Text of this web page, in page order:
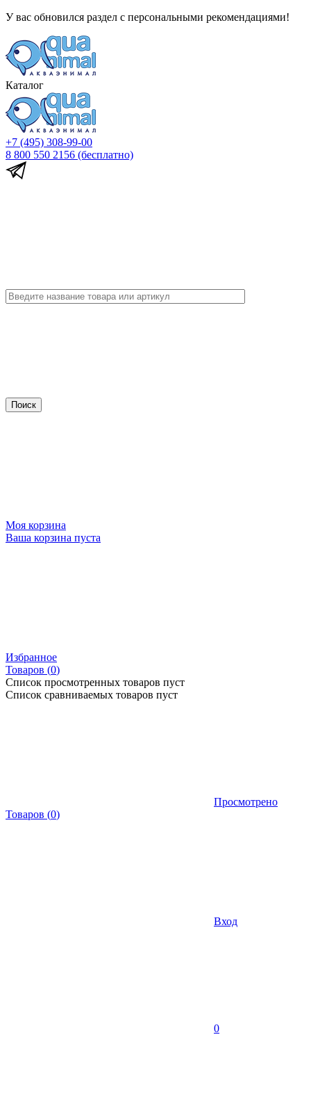
У вас обновился раздел с персональными рекомендациями!
Каталог
+7 (495) 308-99-00
8 800 550 2156 (бесплатно)
Моя корзина
Ваша корзина пуста
Избранное
Товаров (0)
Список просмотренных товаров пуст
Список сравниваемых товаров пуст
Просмотрено
Товаров (0)
Вход
0